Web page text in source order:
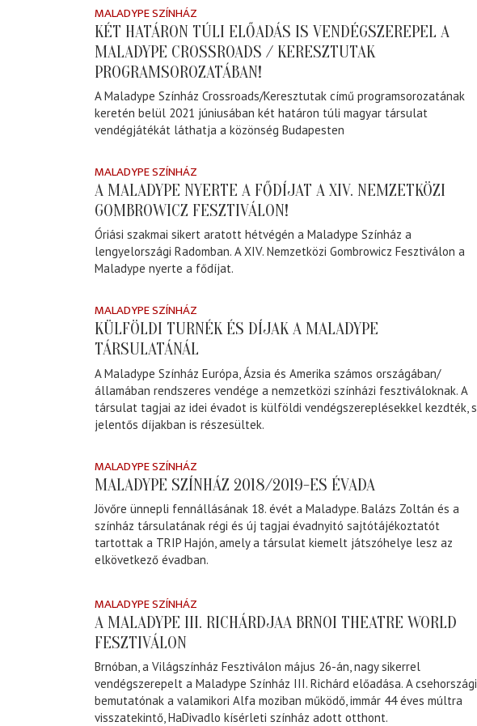
MALADYPE SZÍNHÁZ
KÉT HATÁRON TÚLI ELŐADÁS IS VENDÉGSZEREPEL A
MALADYPE CROSSROADS / KERESZTUTAK
PROGRAMSOROZATÁBAN!
A Maladype Színház Crossroads/Keresztutak című programsorozatának
keretén belül 2021 júniusában két határon túli magyar társulat
vendégjátékát láthatja a közönség Budapesten
MALADYPE SZÍNHÁZ
A MALADYPE NYERTE A FŐDÍJAT A XIV. NEMZETKÖZI
GOMBROWICZ FESZTIVÁLON!
Óriási szakmai sikert aratott hétvégén a Maladype Színház a
lengyelországi Radomban. A XIV. Nemzetközi Gombrowicz Fesztiválon a
Maladype nyerte a fődíjat.
MALADYPE SZÍNHÁZ
KÜLFÖLDI TURNÉK ÉS DÍJAK A MALADYPE
TÁRSULATÁNÁL
A Maladype Színház Európa, Ázsia és Amerika számos országában/
államában rendszeres vendége a nemzetközi színházi fesztiváloknak. A
társulat tagjai az idei évadot is külföldi vendégszereplésekkel kezdték, s
jelentős díjakban is részesültek.
MALADYPE SZÍNHÁZ
MALADYPE SZÍNHÁZ 2018/2019-ES ÉVADA
Jövőre ünnepli fennállásának 18. évét a Maladype. Balázs Zoltán és a
színház társulatának régi és új tagjai évadnyitó sajtótájékoztatót
tartottak a TRIP Hajón, amely a társulat kiemelt játszóhelye lesz az
elkövetkező évadban.
MALADYPE SZÍNHÁZ
A MALADYPE III. RICHÁRDJAA BRNOI THEATRE WORLD
FESZTIVÁLON
Brnóban, a Világszínház Fesztiválon május 26-án, nagy sikerrel
vendégszerepelt a Maladype Színház III. Richárd előadása. A csehországi
bemutatónak a valamikori Alfa moziban működő, immár 44 éves múltra
visszatekintő, HaDivadlo kísérleti színház adott otthont.